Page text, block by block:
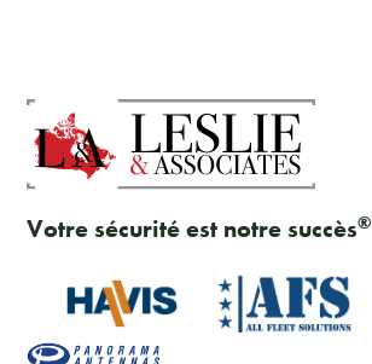
Votre sécurité est notre succès®